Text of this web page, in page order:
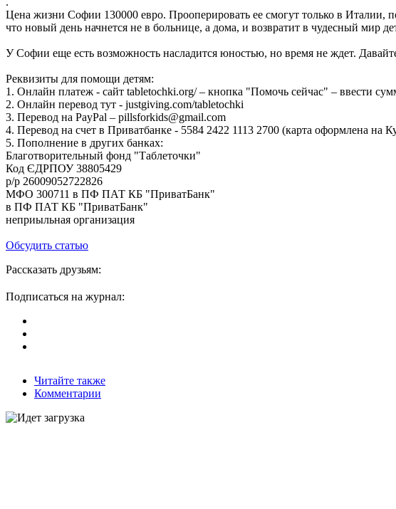
Цена жизни Софии 130000 евро. Прооперировать ее смогут только в Италии,
что новый день начнется не в больнице, а дома, и возвратит в чудесный мир
У Софии еще есть возможность насладится юностью, но время не ждет.
Реквизиты для помощи детям:
1. Онлайн платеж - сайт tabletochki.org/ – кнопка "Помочь сейчас" – ввести
2. Онлайн перевод тут - justgiving.com/tabletochki
3. Перевод на PayPal – pillsforkids@gmail.com
4. Перевод на счет в Приватбанке - 5584 2422 1113 2700 (карта оформлена на
5. Пополнение в других банках:
Благотворительный фонд "Таблеточки"
Код ЄДРПОУ 38805429
р/р 26009052722826
МФО 300711 в ПФ ПАТ КБ "ПриватБанк"
в ПФ ПАТ КБ "ПриватБанк"
неприыльная организация
Обсудить статью
Рассказать друзьям:
Подписаться на журнал:
Читайте также
Комментарии